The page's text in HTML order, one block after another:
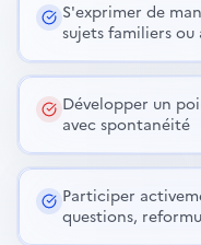
S'exprimer de
sujets familiers ou
Développer un
avec spontanéité
Participer
questions,